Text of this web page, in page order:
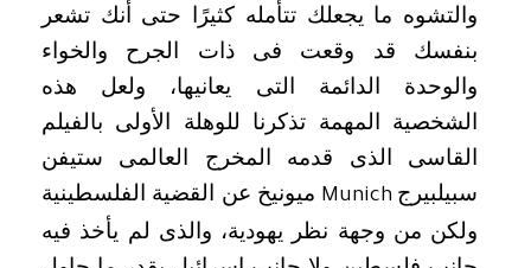
والتشوه ما يجعلك تتأمله كثيرًا حتى أنك تشعر
بنفسك قد وقعت فى ذات الجرح والخواء
والوحدة الدائمة التى يعانيها، ولعل هذه
الشخصية المهمة تذكرنا للوهلة الأولى بالفيلم
القاسى الذى قدمه المخرج العالمى ستيفن
سبيلبيرج Munich ميونيخ عن القضية الفلسطينية
ولكن من وجهة نظر يهودية، والذى لم يأخذ فيه